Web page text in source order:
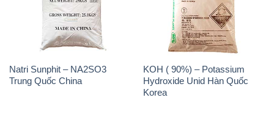
Natri Sunphit – NA2SO3
Trung Quốc China
KOH ( 90%) – Potassium
Hydroxide Unid Hàn Quốc
Korea